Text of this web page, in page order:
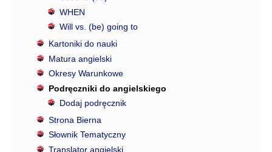
WHEN
Will vs. (be) going to
Kartoniki do nauki
Matura angielski
Okresy Warunkowe
Podręczniki do angielskiego
Dodaj podręcznik
Strona Bierna
Słownik Tematyczny
Translator angielski